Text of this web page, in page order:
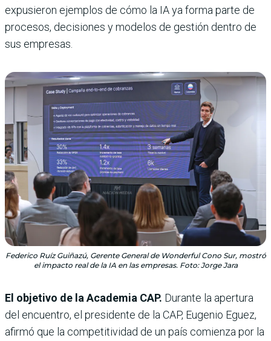
expusieron ejemplos de cómo la IA ya forma parte de
procesos, decisiones y modelos de gestión dentro de
sus empresas.
Federico Ruíz Guiñazú, Gerente General de Wonderful Cono Sur, mostró
el impacto real de la IA en las empresas. Foto: Jorge Jara
El objetivo de la Academia CAP. Durante la apertura
del encuentro, el presidente de la CAP, Eugenio Eguez,
afirmó que la competitividad de un país comienza por la